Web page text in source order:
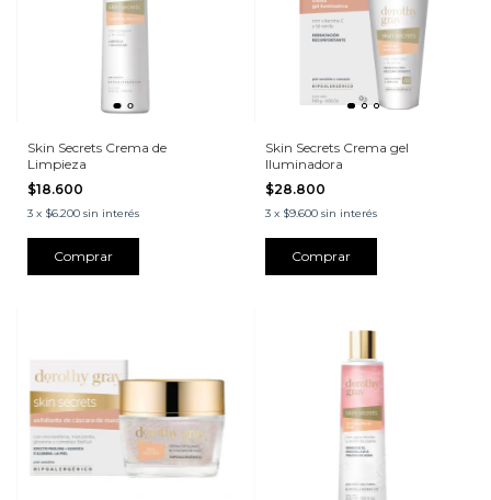
Skin Secrets Crema de
Limpieza
$18.600
3 x $6.200 sin interés
Skin Secrets Crema gel
Iluminadora
$28.800
3 x $9.600 sin interés